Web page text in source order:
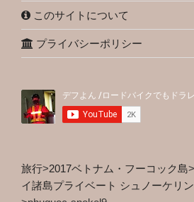
このサイトについて
プライバシーポリシー
旅行>2017ベトナム・フーコック島>
イ諸島プライベート シュノーケリ